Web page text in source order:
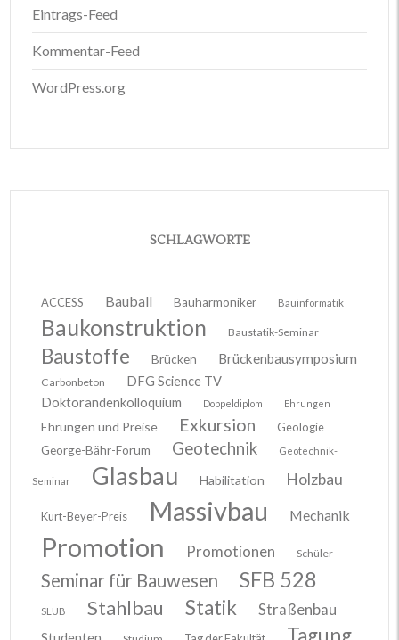
Eintrags-Feed
Kommentar-Feed
WordPress.org
SCHLAGWORTE
ACCESS Bauball Bauharmoniker Bauinformatik
Baukonstruktion Baustatik-Seminar
Baustoffe Brücken Brückenbausymposium
Carbonbeton
DFG Science TV
Doktorandenkolloquium
Doppeldiplom Ehrungen
Ehrungen und Preise Exkursion
Geologie
George-Bähr-Forum
Geotechnik Geotechnik-
Seminar Glasbau Habilitation Holzbau
Kurt-Beyer-Preis Massivbau Mechanik
Promotion Promotionen Schüler
Seminar für Bauwesen SFB 528
SLUB Stahlbau Statik Straßenbau
Tagung